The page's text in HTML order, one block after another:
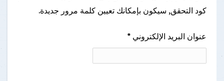
كود التحقق, سيكون بإمكانك تعيين كلمة مرور جديدة.
عنوان البريد الإلكتروني *